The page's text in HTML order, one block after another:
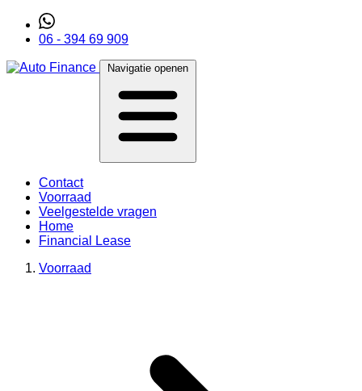
06 - 394 69 909
Navigatie openen
Contact
Voorraad
Veelgestelde vragen
Home
Financial Lease
Voorraad